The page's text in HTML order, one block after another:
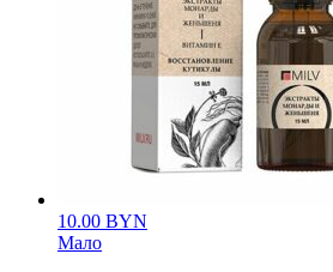
10.00 BYN
Мало